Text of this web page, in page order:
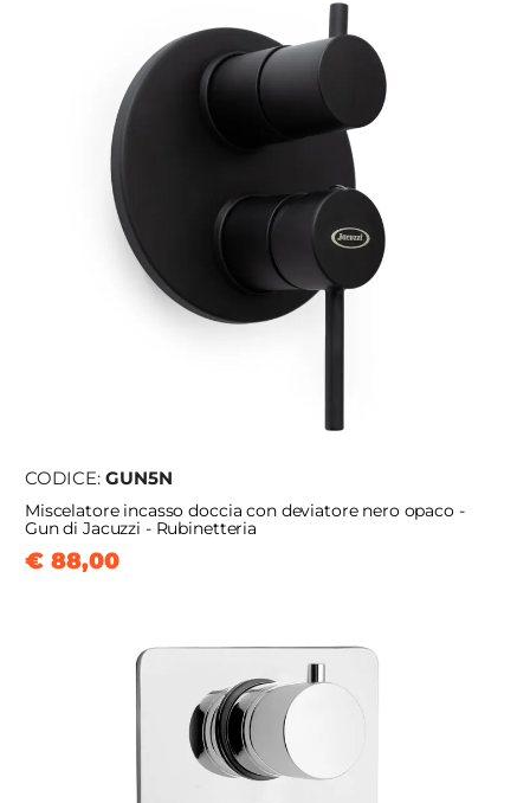
CODICE: GUN5N
Miscelatore incasso doccia con deviatore nero opaco -
Gun di Jacuzzi - Rubinetteria
€ 88,00